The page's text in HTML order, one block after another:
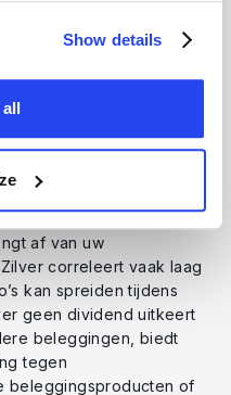
Show details
af van uw
correleert vaak laag
kan spreiden tijdens
geen dividend uitkeert
beleggingen, biedt
tegen
beleggingsproducten of